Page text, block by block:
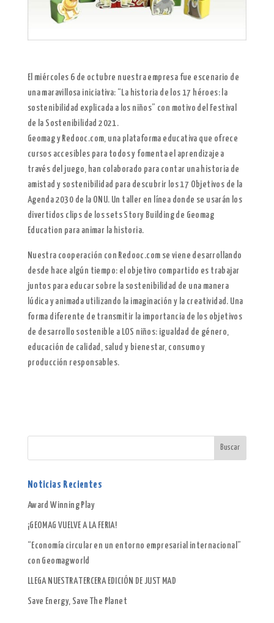
El miércoles 6 de octubre nuestra empresa fue escenario de
una maravillosa iniciativa: “La historia de los 17 héroes: la
sostenibilidad explicada a los niños” con motivo del Festival
de la Sostenibilidad 2021.
Geomag y Redooc.com, una plataforma educativa que ofrece
cursos accesibles para todos y fomenta el aprendizaje a
través del juego, han colaborado para contar una historia de
amistad y sostenibilidad para descubrir los 17 Objetivos de la
Agenda 2030 de la ONU. Un taller en línea donde se usarán los
divertidos clips de los sets Story Building de Geomag
Education para animar la historia.
Nuestra cooperación con Redooc.com se viene desarrollando
desde hace algún tiempo: el objetivo compartido es trabajar
juntos para educar sobre la sostenibilidad de una manera
lúdica y animada utilizando la imaginación y la creatividad. Una
forma diferente de transmitir la importancia de los objetivos
de desarrollo sostenible a LOS niños: igualdad de género,
educación de calidad, salud y bienestar, consumo y
producción responsables.
Noticias Recientes
Award Winning Play
¡GEOMAG VUELVE A LA FERIA!
“Economía circular en un entorno empresarial internacional”
con Geomagworld
LLEGA NUESTRA TERCERA EDICIÓN DE JUST MAD
Save Energy, Save The Planet